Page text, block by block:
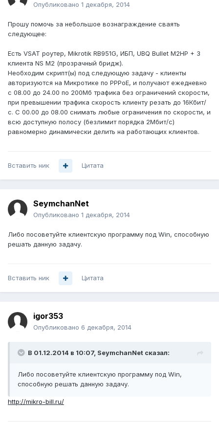
Опубликовано 1 декабря, 2014
Прошу помочь за небольшое вознаграждение сваять
следующее:
Есть VSAT роутер, Mikrotik RB951G, ИБП, UBQ Bullet M2HP + 3
клиента NS M2 (прозрачный бридж).
Необходим скрипт(ы) под следующую задачу - клиенты
авторизуются на Микротике по PPPoE, и получают ежедневно
с 08.00 до 24.00 по 200Мб трафика без ограничений скорости,
при превышении трафика скорость клиенту резать до 16Кбит/
с. С 00.00 до 08.00 снимать любые ограничения по скорости, и
всю доступную полосу (безлимит порядка 2Мбит/с)
равномерно динамически делить на работающих клиентов.
Вставить ник Цитата
SeymchanNet
Опубликовано 1 декабря, 2014
Либо посоветуйте клиентскую программу под Win, способную
решать данную задачу.
Вставить ник Цитата
igor353
Опубликовано 6 декабря, 2014
В 01.12.2014 в 10:07, SeymchanNet сказал:
Либо посоветуйте клиентскую программу под Win,
способную решать данную задачу.
http://mikro-bill.ru/